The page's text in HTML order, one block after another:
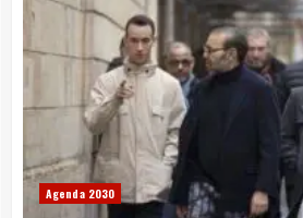
Agenda 2030